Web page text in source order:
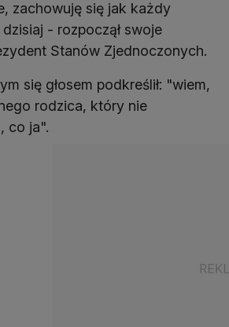
zachowuję się jak każdy
- rozpoczął swoje
Stanów Zjednoczonych.
się głosem podkreślił: "wiem,
rodzica, który nie
co ja".